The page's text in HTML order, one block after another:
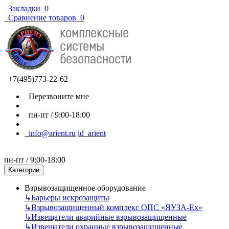
Закладки 0
Сравнение товаров 0
+7(495)773-22-62
Перезвоните мне
пн-пт / 9:00-18:00
info@arient.ru id_arient
пн-пт / 9:00-18:00
Категории
Взрывозащищенное оборудование
↳Барьеры искрозащиты
↳Взрывозащищенный комплекс ОПС «ЯУЗА-Ех»
↳Извещатели аварийные взрывозащищенные
↳Извещатели охранные взрывозащищенные